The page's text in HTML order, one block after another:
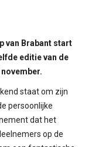
van Brabant start
editie van de
staat om zijn
persoonlijke
dat het
op de